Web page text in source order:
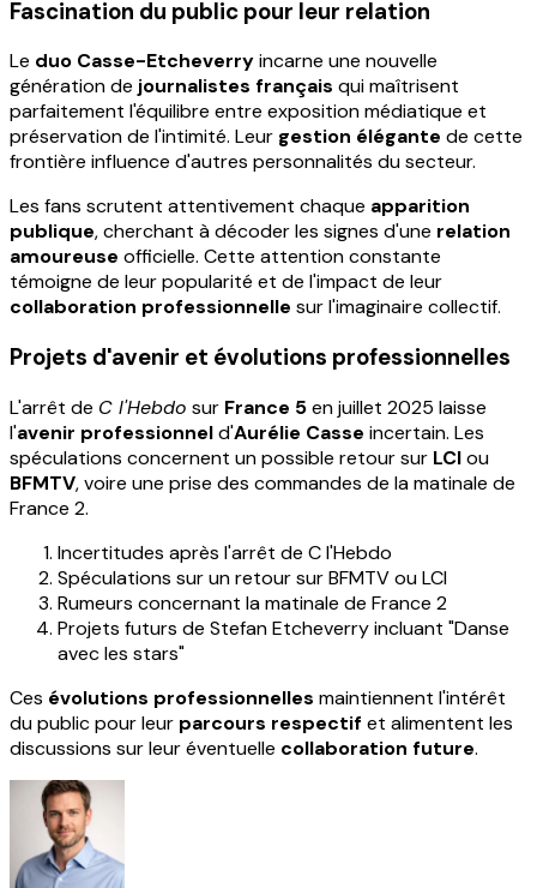
Fascination du public pour leur relation
Le duo Casse-Etcheverryincarne une nouvelle
génération de journalistes français qui maîtrisent
parfaitement l'équilibre entre exposition médiatique et
préservation de l'intimité. Leur gestion élégante de cette
frontière influence d'autres personnalités du secteur.
Les fans scrutent attentivement chaque apparition
publique, cherchant à décoder les signes d'une relation
amoureuse officielle. Cette attention constante
témoigne de leur popularité et de l'impact de leur
collaboration professionnelle sur l'imaginaire collectif.
Projets d'avenir et évolutions professionnelles
L'arrêt de C l'Hebdo sur France 5en juillet 2025 laisse
l'avenir professionneld'Aurélie Casse incertain. Les
spéculations concernent un possible retour sur LCIou
BFMTV, voire une prise des commandes de la matinale de
France 2.
Incertitudes après l'arrêt de C l'Hebdo
Spéculations sur un retour sur BFMTV ou LCI
Rumeurs concernant la matinale de France 2
Projets futurs de Stefan Etcheverry incluant "Danse
avec les stars"
Ces évolutions professionnelles maintiennent l'intérêt
du public pour leur parcours respectif et alimentent les
discussions sur leur éventuelle collaboration future.